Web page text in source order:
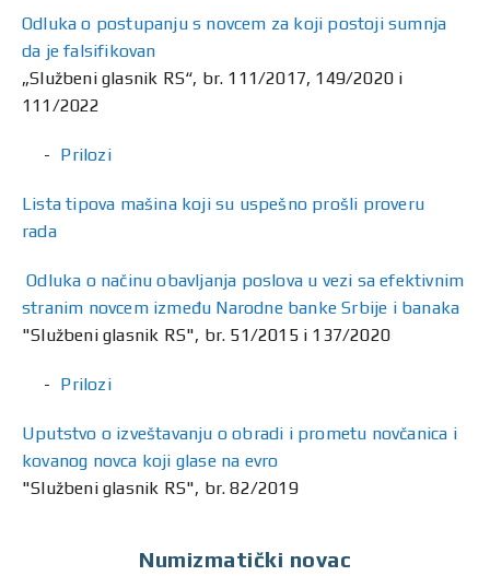
Odluka o postupanju s novcem za koji postoji sumnja
da je falsifikovan
„Službeni glasnik RS“, br. 111/2017, 149/2020 i
111/2022
Prilozi
Lista tipova mašina koji su uspešno prošli proveru
rada
Odluka o načinu obavljanja poslova u vezi sa efektivnim
stranim novcem između Narodne banke Srbije i banaka
"Službeni glasnik RS", br. 51/2015 i 137/2020
Prilozi
Uputstvo o izveštavanju o obradi i prometu novčanica i
kovanog novca koji glase na evro
"Službeni glasnik RS", br. 82/2019
Numizmatički novac